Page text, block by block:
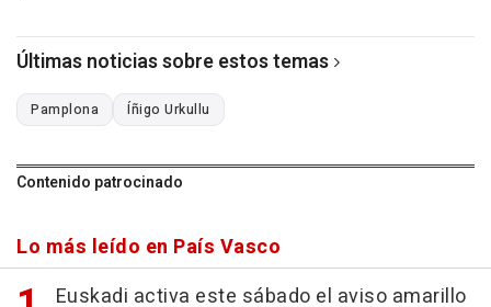
Últimas noticias sobre estos temas
Pamplona Íñigo Urkullu
Contenido patrocinado
Lo más leído en País Vasco
Euskadi activa este sábado el aviso amarillo